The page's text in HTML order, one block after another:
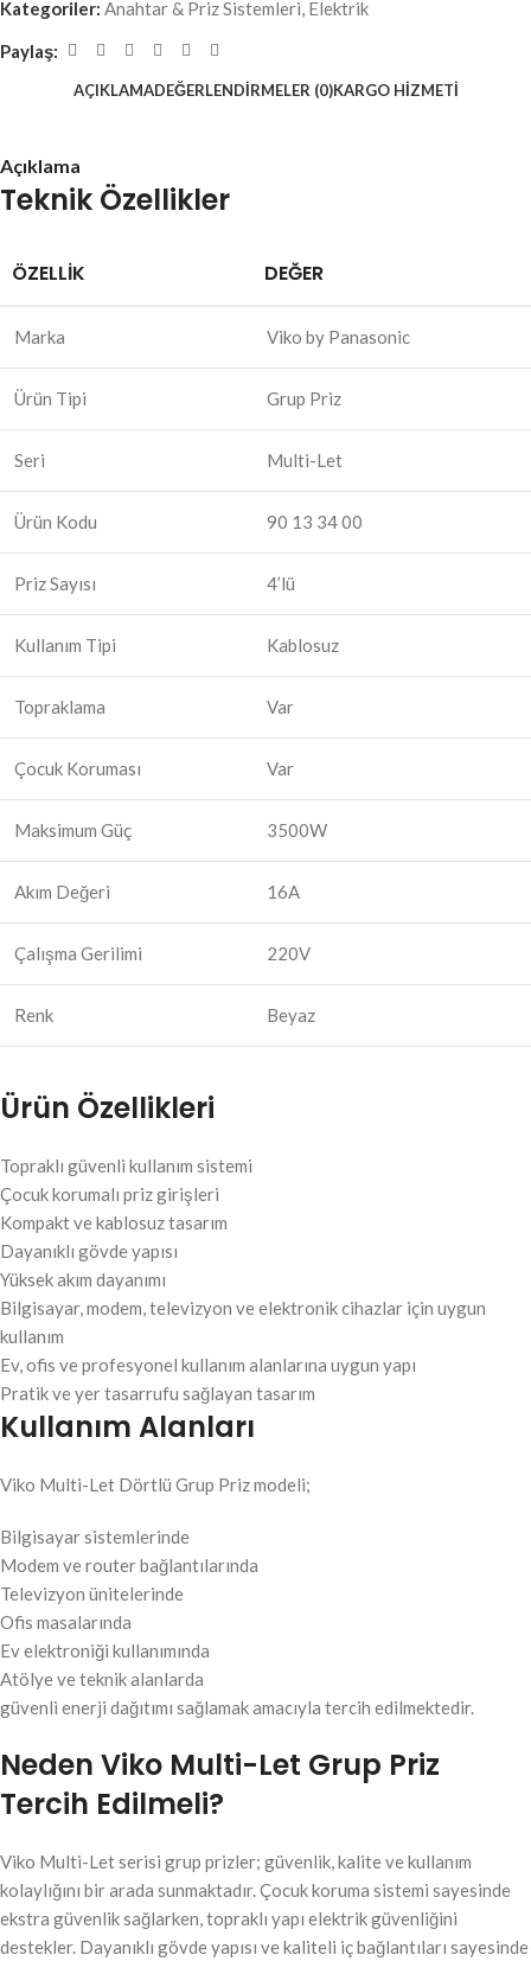
Kategoriler: Anahtar & Priz Sistemleri, Elektrik
Paylaş:
AÇIKLAMADEĞERLENDIRMELER (0)KARGO HIZMETI
Açıklama
Teknik Özellikler
ÖZELLIK DEĞER
Marka Viko by Panasonic
Ürün Tipi Grup Priz
Seri Multi-Let
Ürün Kodu 90 13 34 00
Priz Sayısı 4’lü
Kullanım Tipi Kablosuz
Topraklama Var
Çocuk Koruması Var
Maksimum Güç 3500W
Akım Değeri 16A
Çalışma Gerilimi 220V
Renk Beyaz
Ürün Özellikleri
Topraklı güvenli kullanım sistemi
Çocuk korumalı priz girişleri
Kompakt ve kablosuz tasarım
Dayanıklı gövde yapısı
Yüksek akım dayanımı
Bilgisayar, modem, televizyon ve elektronik cihazlar için uygun
kullanım
Ev, ofis ve profesyonel kullanım alanlarına uygun yapı
Pratik ve yer tasarrufu sağlayan tasarım
Kullanım Alanları
Viko Multi-Let Dörtlü Grup Priz modeli;
Bilgisayar sistemlerinde
Modem ve router bağlantılarında
Televizyon ünitelerinde
Ofis masalarında
Ev elektroniği kullanımında
Atölye ve teknik alanlarda
güvenli enerji dağıtımı sağlamak amacıyla tercih edilmektedir.
Neden Viko Multi-Let Grup Priz
Tercih Edilmeli?
Viko Multi-Let serisi grup prizler; güvenlik, kalite ve kullanım
kolaylığını bir arada sunmaktadır. Çocuk koruma sistemi sayesinde
ekstra güvenlik sağlarken, topraklı yapı elektrik güvenliğini
destekler. Dayanıklı gövde yapısı ve kaliteli iç bağlantıları sayesinde